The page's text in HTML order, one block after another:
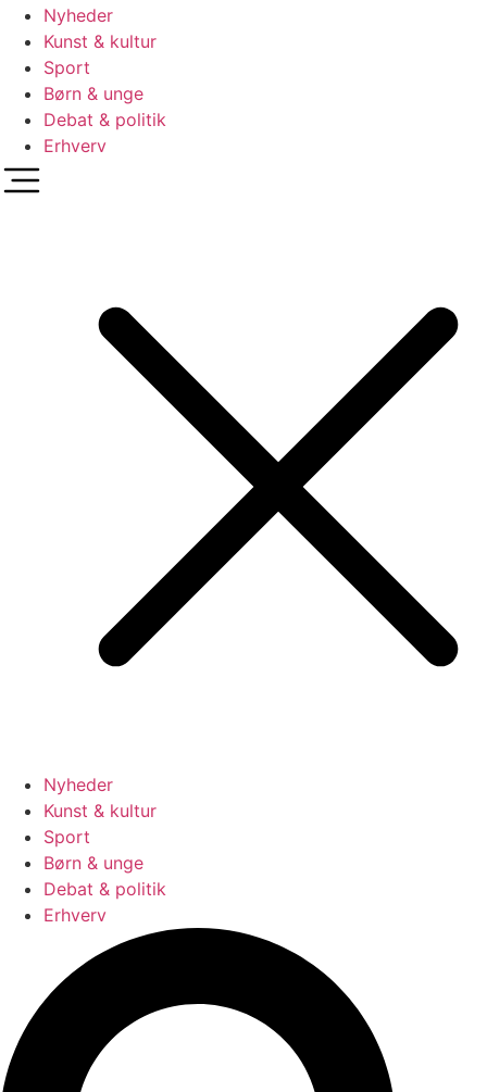
Nyheder
Kunst & kultur
Sport
Børn & unge
Debat & politik
Erhverv
Nyheder
Kunst & kultur
Sport
Børn & unge
Debat & politik
Erhverv